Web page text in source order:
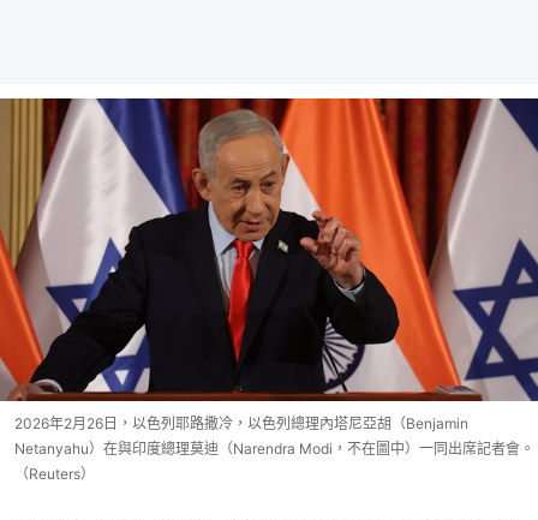
2026年2月26日，以色列耶路撒冷，以色列總理內塔尼亞胡（Benjamin
Netanyahu）在與印度總理莫迪（Narendra Modi，不在圖中）一同出席記者會。
（Reuters）